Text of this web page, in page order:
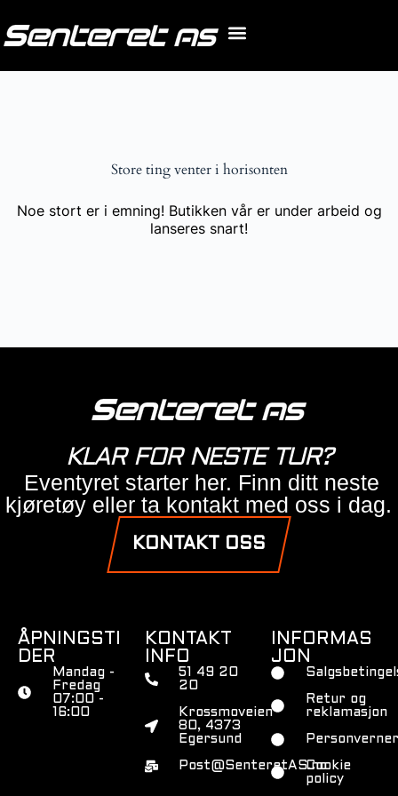
Store ting venter i horisonten
Noe stort er i emning! Butikken vår er under arbeid og
lanseres snart!
KLAR FOR NESTE TUR?
Eventyret starter her. Finn ditt neste
kjøretøy eller ta kontakt med oss i dag.
KONTAKT OSS
ÅPNINGSTI
DER
Mandag -
Fredag
07:00 -
16:00
KONTAKT
INFO
51 49 20
20
Krossmoveien
80, 4373
Egersund
Post@SenteretAS.no
INFORMAS
JON
Retur og
reklamasjon
Cookie
policy